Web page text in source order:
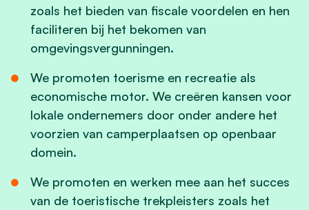
zoals het bieden van fiscale voordelen en hen
faciliteren bij het bekomen van
omgevingsvergunningen.
We promoten toerisme en recreatie als
economische motor. We creëren kansen voor
lokale ondernemers door onder andere het
voorzien van camperplaatsen op openbaar
domein.
We promoten en werken mee aan het succes
van de toeristische trekpleisters zoals het